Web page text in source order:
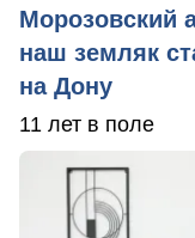
Морозовский
наш земляк
на Дону
11 лет в поле